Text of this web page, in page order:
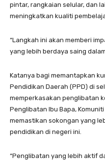
pintar, rangkaian selular, dan
meningkatkan kualiti
“Langkah ini akan memberi
yang lebih berdaya saing
Katanya bagi memantapkan
Pendidikan Daerah (PPD) di
memperkasakan penglibatan
Penglibatan Ibu Bapa,
memastikan sokongan yang
pendidikan di negeri ini.
“Penglibatan yang lebih aktif